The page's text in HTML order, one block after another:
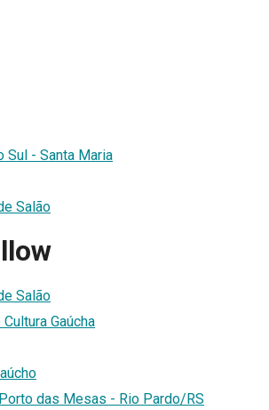
Sul - Santa Maria
Salão
Salão
Gaúcha
das Mesas - Rio Pardo/RS